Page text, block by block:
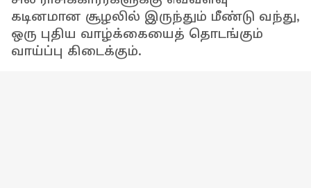
கடினமான சூழலில் இருந்தும் மீண்டு வந்து,
ஒரு புதிய வாழ்க்கையைத் தொடங்கும்
வாய்ப்பு கிடைக்கும்.